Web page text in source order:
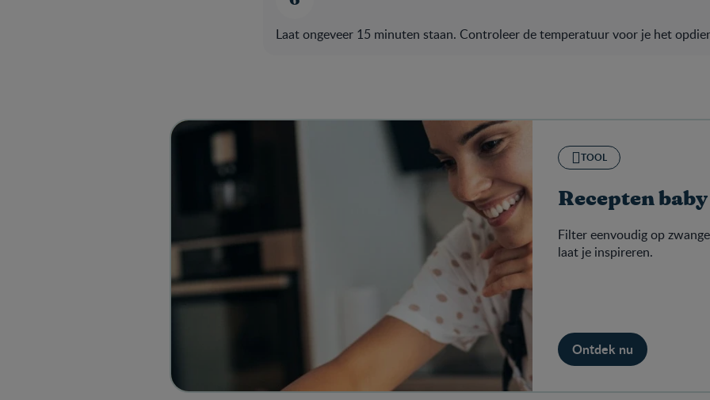
Laat ongeveer 15 minuten staan. Controleer de temperatuur voor je het
TOOL
Recepten baby
Filter eenvoudig op
laat je inspireren.
Ontdek nu